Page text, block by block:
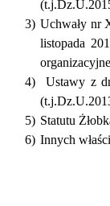
3) Uchwały nr
listopada
4)
Ustawy z
5) Statutu
6) Innych